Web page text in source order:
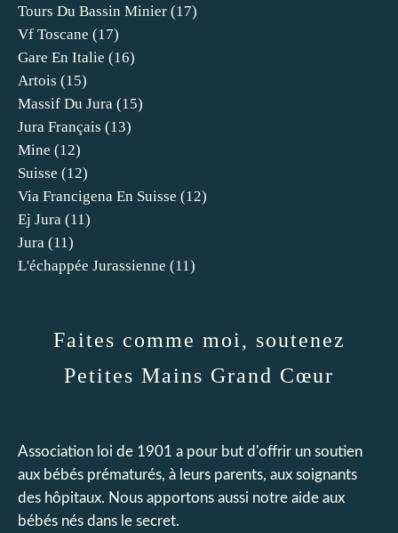
Tours Du Bassin Minier (17)
Vf Toscane (17)
Gare En Italie (16)
Artois (15)
Massif Du Jura (15)
Jura Français (13)
Mine (12)
Suisse (12)
Via Francigena En Suisse (12)
Ej Jura (11)
Jura (11)
L'échappée Jurassienne (11)
Faites comme moi, soutenez
Petites Mains Grand Cœur
Association loi de 1901 a pour but d'offrir un soutien
aux bébés prématurés, à leurs parents, aux soignants
des hôpitaux. Nous apportons aussi notre aide aux
bébés nés dans le secret.